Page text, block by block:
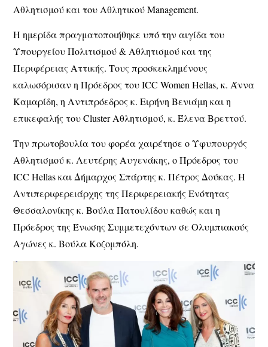
Αθλητισμού και του Αθλητικού Management.
Η ημερίδα πραγματοποιήθηκε υπό την αιγίδα του
Υπουργείου Πολιτισμού & Αθλητισμού και της
Περιφέρειας Αττικής. Τους προσκεκλημένους
καλωσόρισαν η Πρόεδρος του ICC Women Hellas, κ. Άννα
Καμαρίδη, η Αντιπρόεδρος κ. Ειρήνη Βενιάμη και η
επικεφαλής του Cluster Αθλητισμού, κ. Έλενα Βρεττού.
Την πρωτοβουλία του φορέα χαιρέτησε ο Υφυπουργός
Αθλητισμού κ. Λευτέρης Αυγενάκης, ο Πρόεδρος του
ICC Hellas και Δήμαρχος Σπάρτης κ. Πέτρος Δούκας. Η
Αντιπεριφερειάρχης της Περιφερειακής Ενότητας
Θεσσαλονίκης κ. Βούλα Πατουλίδου καθώς και η
Πρόεδρος της Ένωσης Συμμετεχόντων σε Ολυμπιακούς
Αγώνες κ. Βούλα Κοζομπόλη.